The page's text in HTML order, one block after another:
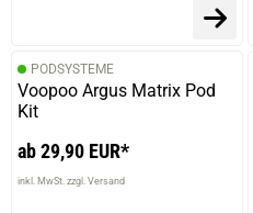
PODSYSTEME
Voopoo Argus Matrix Pod
Kit
ab 29,90 EUR*
inkl. MwSt. zzgl. Versand